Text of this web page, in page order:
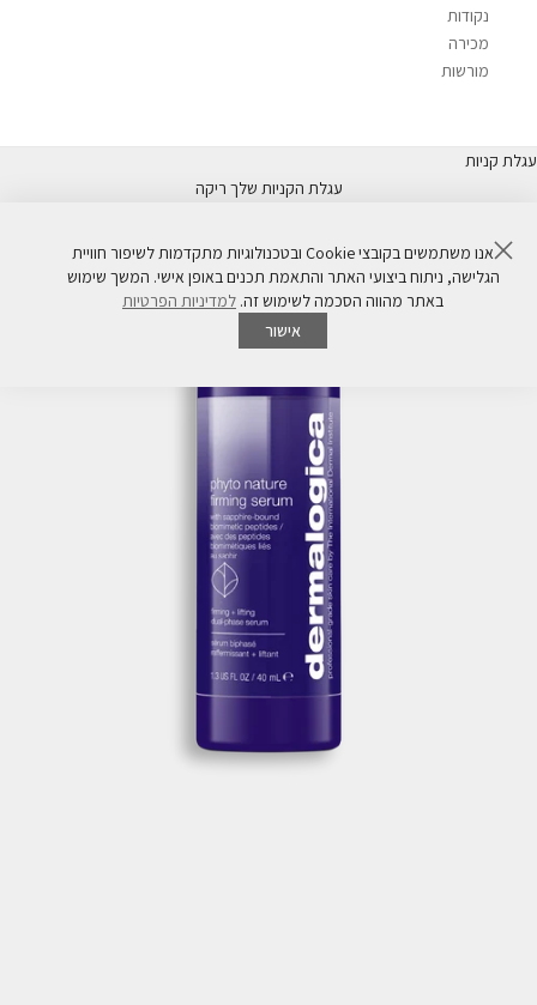
נקודות
מכירה
מורשות
עגלת קניות
עגלת הקניות שלך ריקה
סגור
אנו משתמשים בקובצי Cookie ובטכנולוגיות מתקדמות לשיפור חוויית
הגלישה, ניתוח ביצועי האתר והתאמת תכנים באופן אישי. המשך שימוש
באתר מהווה הסכמה לשימוש זה. למדיניות הפרטיות
אישור